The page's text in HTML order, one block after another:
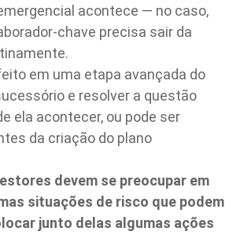
acontece — no caso,
chave precisa sair da
em uma etapa avançada do
e resolver a questão
ela acontecer, ou pode ser
da criação do plano
devem se preocupar em
situações de risco que podem
junto delas algumas ações